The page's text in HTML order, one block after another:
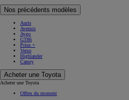
Nos précédents modèles
Auris
Avensis
Aygo
GT86
Prius +
Verso
Highlander
Camry
Acheter une Toyota
Acheter une Toyota
Offres du moment